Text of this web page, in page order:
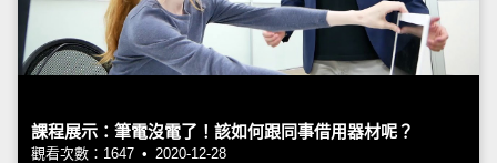
課程展示：筆電沒電了！該如何跟同事借用器材呢？
觀看次數：1647 • 2020-12-28